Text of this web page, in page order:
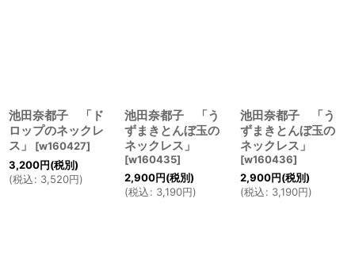
池田奈都子 「ド
ロップのネックレ
ス」
[w160427]
3,200円(税別)
(税込: 3,520円)
池田奈都子 「う
ずまきとんぼ玉の
ネックレス」
[w160435]
2,900円(税別)
(税込: 3,190円)
池田奈都子 「う
ずまきとんぼ玉の
ネックレス」
[w160436]
2,900円(税別)
(税込: 3,190円)